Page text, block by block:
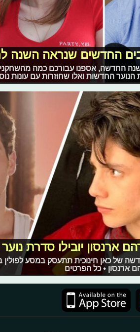
החדשים שנראה השנה
החדשה, אספנו עבורכם כמה
הנוער החדשות ואלו שחוזרות עם עונות
ארנסון יובילו סדרת
של כאן חינוכית תתעסק במסע לפולין
ארנסון • כל הפרטים